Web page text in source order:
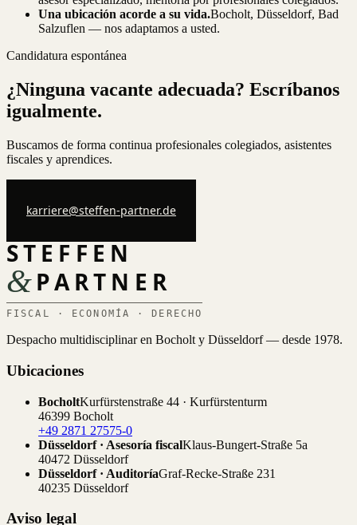
Una ubicación acorde a su vida.Bocholt, Düsseldorf, Bad
Salzuflen — nos adaptamos a usted.
Candidatura espontánea
¿Ninguna vacante adecuada? Escríbanos
igualmente.
Buscamos de forma continua profesionales colegiados, asistentes
fiscales y aprendices.
karriere@steffen-partner.de
STEFFEN
&PARTNER
FISCAL · ECONOMÍA · DERECHO
Despacho multidisciplinar en Bocholt y Düsseldorf — desde 1978.
Ubicaciones
BocholtKurfürstenstraße 44 · Kurfürstenturm
46399 Bocholt
+49 2871 27575-0
Düsseldorf · Asesoría fiscalKlaus-Bungert-Straße 5a
40472 Düsseldorf
Düsseldorf · AuditoríaGraf-Recke-Straße 231
40235 Düsseldorf
Aviso legal